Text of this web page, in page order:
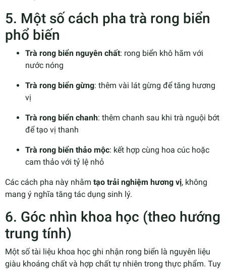
5. Một số cách pha trà rong biển
phổ biến
Trà rong biển nguyên chất: rong biển khô hãm với
nước nóng
Trà rong biển gừng: thêm vài lát gừng để tăng hương
vị
Trà rong biển chanh: thêm chanh sau khi trà nguội bớt
để tạo vị thanh
Trà rong biển thảo mộc: kết hợp cùng hoa cúc hoặc
cam thảo với tỷ lệ nhỏ
Các cách pha này nhằm tạo trải nghiệm hương vị, không
mang ý nghĩa tăng tác dụng sinh lý.
6. Góc nhìn khoa học (theo hướng
trung tính)
Một số tài liệu khoa học ghi nhận rong biển là nguyên liệu
giàu khoáng chất và hợp chất tự nhiên trong thực phẩm. Tuy